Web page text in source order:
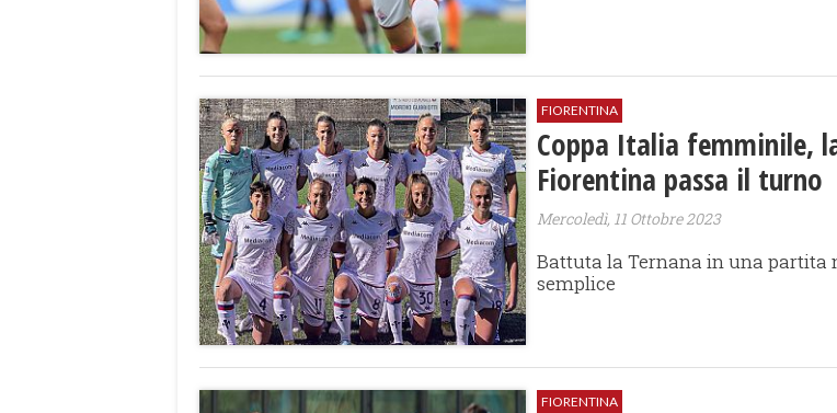
FIORENTINA
Coppa Italia femminile,
Fiorentina passa il turno
Mercoledì, 11 Ottobre 2023
Battuta la Ternana in una partita
semplice
FIORENTINA